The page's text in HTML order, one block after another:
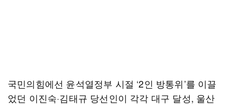
국민의힘에선 윤석열정부 시절 ‘2인 방통위’를 이끌
었던 이진숙·김태규 당선인이 각각 대구 달성, 울산